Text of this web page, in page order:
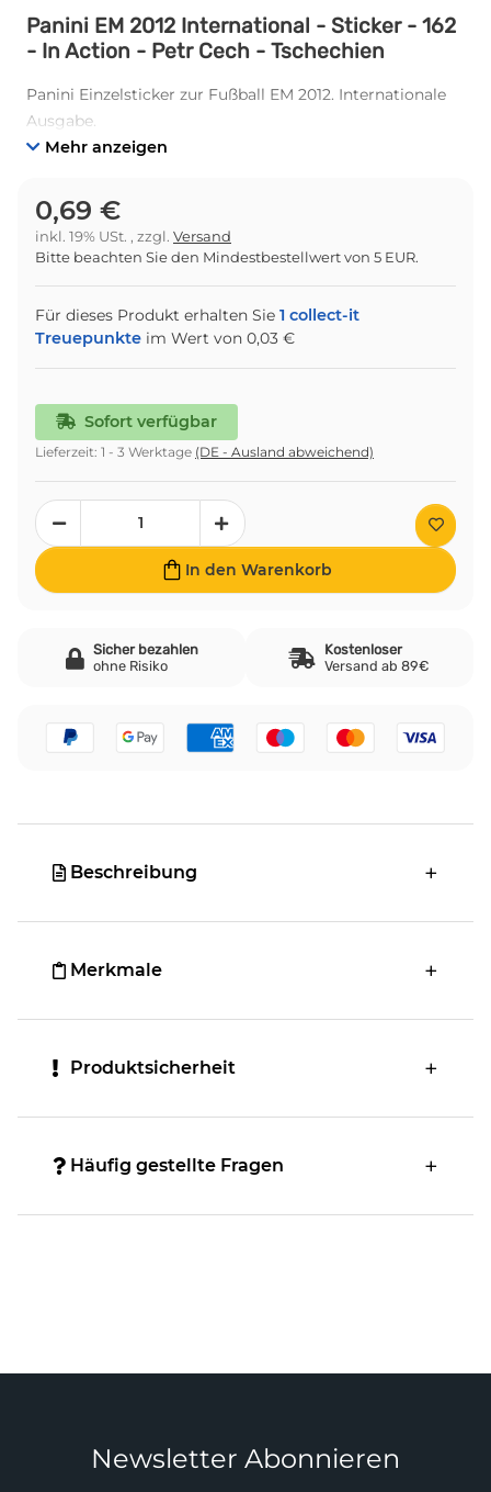
Panini EM 2012 International - Sticker - 162
- In Action - Petr Cech - Tschechien
Panini Einzelsticker zur Fußball EM 2012. Internationale
Ausgabe.
Mehr anzeigen
0,69 €
inkl. 19% USt. , zzgl. Versand
Bitte beachten Sie den Mindestbestellwert von 5 EUR.
Für dieses Produkt erhalten Sie 1 collect-it
Treuepunkte im Wert von 0,03 €
Sofort verfügbar
Lieferzeit: 1 - 3 Werktage (DE - Ausland abweichend)
In den Warenkorb
Sicher bezahlen
ohne Risiko
Kostenloser
Versand ab 89€
Beschreibung
Merkmale
Produktsicherheit
Häufig gestellte Fragen
Newsletter Abonnieren